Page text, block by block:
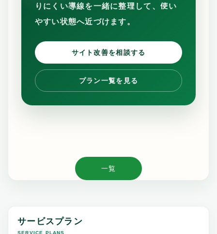
りにくい導線を一緒に整理して、使い
やすい状態へ近づけます。
サイト改善を相談する
プラン一覧を見る
一覧
サービスプラン